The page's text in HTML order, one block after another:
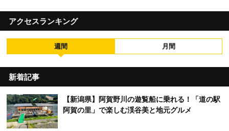
アクセスランキング
週間 月間
新着記事
【新潟県】阿賀野川の遊覧船に乗れる！「道の駅
阿賀の里」で楽しむ渓谷美と地元グルメ